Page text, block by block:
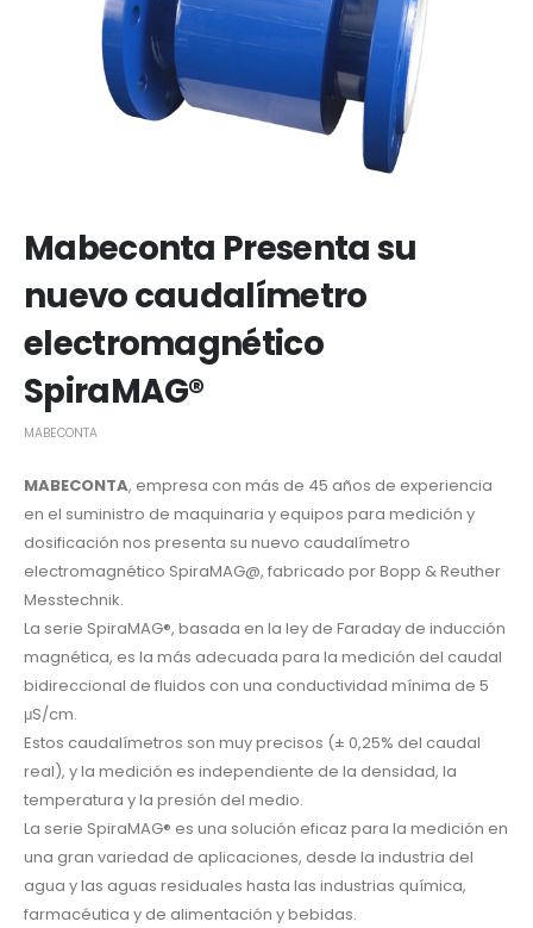
Mabeconta Presenta su
nuevo caudalímetro
electromagnético
SpiraMAG®
MABECONTA
MABECONTA, empresa con más de 45 años de experiencia
en el suministro de maquinaria y equipos para medición y
dosificación nos presenta su nuevo caudalímetro
electromagnético SpiraMAG@, fabricado por Bopp & Reuther
Messtechnik.
La serie SpiraMAG®, basada en la ley de Faraday de inducción
magnética, es la más adecuada para la medición del caudal
bidireccional de fluidos con una conductividad mínima de 5
μS/cm.
Estos caudalímetros son muy precisos (± 0,25% del caudal
real), y la medición es independiente de la densidad, la
temperatura y la presión del medio.
La serie SpiraMAG® es una solución eficaz para la medición en
una gran variedad de aplicaciones, desde la industria del
agua y las aguas residuales hasta las industrias química,
farmacéutica y de alimentación y bebidas.